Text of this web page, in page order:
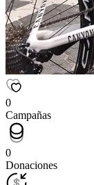
0
Campañas
0
Donaciones